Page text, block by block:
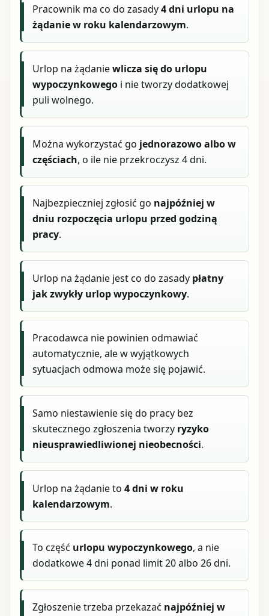
Pracownik ma co do zasady4 dni urlopu na
żądanie w roku kalendarzowym.
Urlop na żądaniewlicza się do urlopu
wypoczynkowego i nie tworzy dodatkowej
puli wolnego.
Można wykorzystać go jednorazowo albo w
częściach, o ile nie przekroczysz 4 dni.
Najbezpieczniej zgłosić go najpóźniej w
dniu rozpoczęcia urlopu przed godziną
pracy.
Urlop na żądanie jest co do zasady płatny
jak zwykły urlop wypoczynkowy.
Pracodawca nie powinien odmawiać
automatycznie, ale w wyjątkowych
sytuacjach odmowa może się pojawić.
Samo niestawienie się do pracy bez
skutecznego zgłoszenia tworzy ryzyko
nieusprawiedliwionej nieobecności.
Urlop na żądanie to4 dni w roku
kalendarzowym.
To część urlopu wypoczynkowego, a nie
dodatkowe 4 dni ponad limit 20 albo 26 dni.
Zgłoszenie trzeba przekazać najpóźniej w